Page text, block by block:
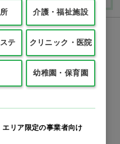
注文
167
いいたします
ード
介護・福祉施設
テ クリニック・医院
幼稚園・保育園
エリア限定の事業者向け